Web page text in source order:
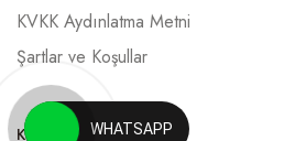
KVKK Aydınlatma Metni
Şartlar ve Koşullar
KURUMSALWHATSAPP